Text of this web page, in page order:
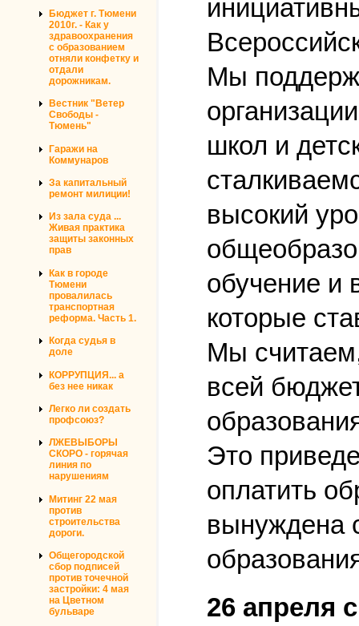
Бюджет г. Тюмени
2010г. - Как у
здравоохранения
с образованием
отняли конфетку и
отдали
дорожникам.
Вестник "Ветер
Свободы -
Тюмень"
Гаражи на
Коммунаров
За капитальный
ремонт милиции!
Из зала суда ...
Живая практика
защиты законных
прав
Как в городе
Тюмени
провалилась
транспортная
реформа. Часть 1.
Когда судья в
доле
КОРРУПЦИЯ... а
без нее никак
Легко ли создать
профсоюз?
ЛЖЕВЫБОРЫ
СКОРО - горячая
линия по
нарушениям
Митинг 22 мая
против
строительства
дороги.
Общегородской
сбор подписей
против точечной
застройки: 4 мая
на Цветном
бульваре
Мы
школ и
высокий
обучение и
которые
Мы
всей
Это
оплатить
вынуждена
26 апреля